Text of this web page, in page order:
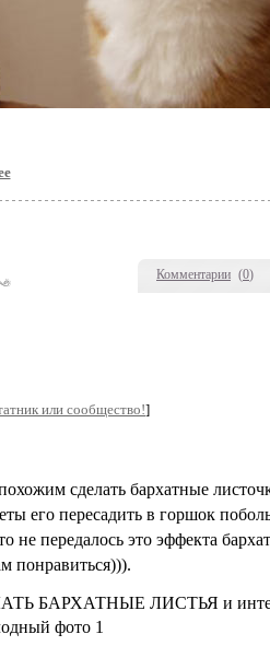
Комментарии (0)
или сообщество!]
сделать бархатные
его пересадить в горшок
не передалось это эффекта
понравиться))).